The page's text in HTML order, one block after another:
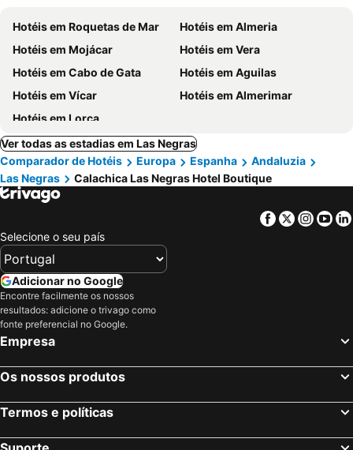
Hotéis em Roquetas de Mar
Hotéis em Almeria
Hotéis em Mojácar
Hotéis em Vera
Hotéis em Cabo de Gata
Hotéis em Aguilas
Hotéis em Vícar
Hotéis em Almerimar
Hotéis em Lorca
Ver todas as estadias em Las Negras
Comparador de Hotéis
Europa Espanha
Andaluzia
Las Negras
Calachica Las Negras Hotel Boutique
Facebook
Twitter
Selecione o seu país
Adicionar no Google
Encontre facilmente os nossos
resultados: adicione o trivago como
fonte preferencial no Google.
Empresa
Os nossos produtos
Termos e políticas